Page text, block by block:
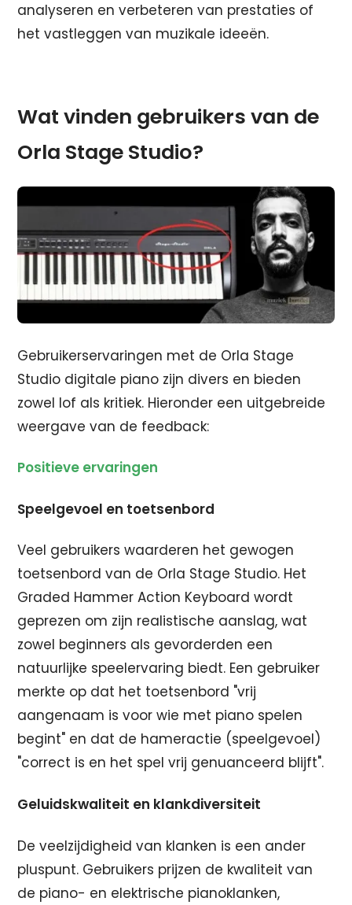
analyseren en verbeteren van prestaties of
het vastleggen van muzikale ideeën.
Wat vinden gebruikers van de
Orla Stage Studio?
Gebruikerservaringen met de Orla Stage
Studio digitale piano zijn divers en bieden
zowel lof als kritiek. Hieronder een uitgebreide
weergave van de feedback:
Positieve ervaringen
Speelgevoel en toetsenbord
Veel gebruikers waarderen het gewogen
toetsenbord van de Orla Stage Studio. Het
Graded Hammer Action Keyboard wordt
geprezen om zijn realistische aanslag, wat
zowel beginners als gevorderden een
natuurlijke speelervaring biedt. Een gebruiker
merkte op dat het toetsenbord "vrij
aangenaam is voor wie met piano spelen
begint" en dat de hameractie (speelgevoel)
"correct is en het spel vrij genuanceerd blijft".
Geluidskwaliteit en klankdiversiteit
De veelzijdigheid van klanken is een ander
pluspunt. Gebruikers prijzen de kwaliteit van
de piano- en elektrische pianoklanken,